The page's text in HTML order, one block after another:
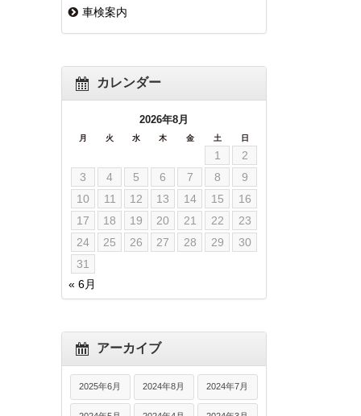
車検案内
カレンダー
2026年8月
月 火 水 木 金 土 日
1
2
3
4 5 6 7 8
9
10
11 12 13 14 15
16
17
18 19 20 21 22
23
24
25 26 27 28 29
30
31
« 6月
アーカイブ
2025年6月 2024年8月 2024年7月